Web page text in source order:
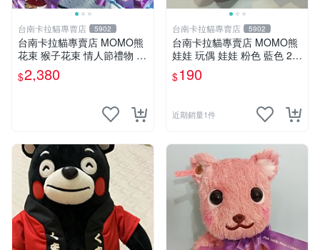
台南卡拉貓專賣店 5902
台南卡拉貓專賣店 MOMO熊
花束 猴子花束 情人節禮物 二
選一 可繡字 可今天寄明天到
$2,380
台南卡拉貓專賣店 5902
台南卡拉貓專賣店 MOMO熊
娃娃 玩偶 娃娃 粉色 藍色 2色
分售
$190
近期銷量1件